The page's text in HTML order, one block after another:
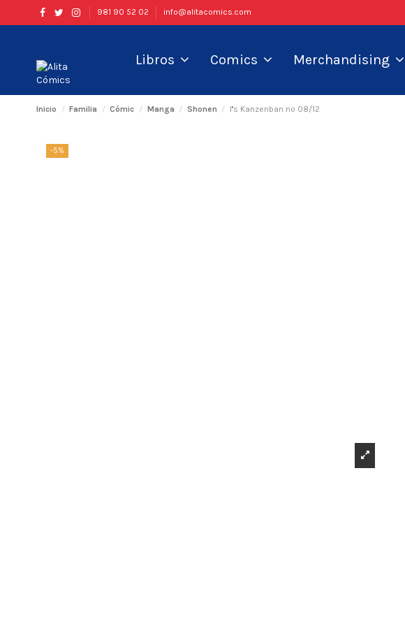
981 90 52 02 info@alitacomics.com
Libros Comics Merchandising
Inicio Familia Cómic Manga Shonen I''s Kanzenban nº 08/12
-5%